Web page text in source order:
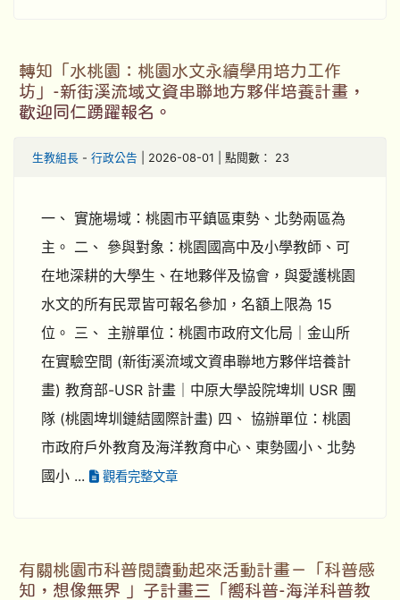
轉知「水桃園：桃園水文永續學用培力工作
坊」-新街溪流域文資串聯地方夥伴培養計畫，
歡迎同仁踴躍報名。
生教組長 - 行政公告 | 2026-08-01 | 點閱數： 23
一、 實施場域：桃園市平鎮區東勢、北勢兩區為
主。 二、 參與對象：桃園國高中及小學教師、可
在地深耕的大學生、在地夥伴及協會，與愛護桃園
水文的所有民眾皆可報名參加，名額上限為 15
位。 三、 主辦單位：桃園市政府文化局｜金山所
在實驗空間 (新街溪流域文資串聯地方夥伴培養計
畫) 教育部-USR 計畫｜中原大學設院埤圳 USR 團
隊 (桃園埤圳鏈結國際計畫) 四、 協辦單位：桃園
市政府戶外教育及海洋教育中心、東勢國小、北勢
國小 ...
觀看完整文章
有關桃園市科普閱讀動起來活動計畫－「科普感
知，想像無界 」子計畫三「嚮科普-海洋科普教